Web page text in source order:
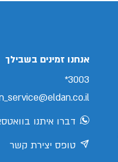
אנחנו זמינים בשבילך
3003*
דברו איתנו
טופס יצירת קשר